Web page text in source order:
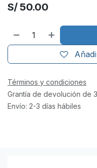
S/ 50.00
Términos y condiciones
Grantía de devolución de
Envío: 2-3 días hábiles